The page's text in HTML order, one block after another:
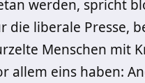
werden, spricht
die liberale Presse,
Menschen mit
allem eins haben: